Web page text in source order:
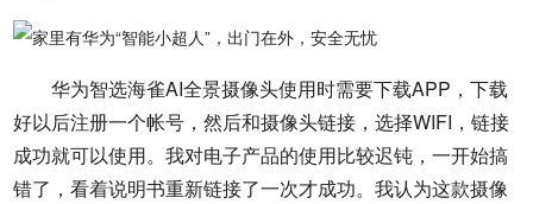
华为智选海雀AI全景摄像头使用时需要下载APP，下载
好以后注册一个帐号，然后和摄像头链接，选择WIFI，链接
成功就可以使用。我对电子产品的使用比较迟钝，一开始搞
错了，看着说明书重新链接了一次才成功。我认为这款摄像